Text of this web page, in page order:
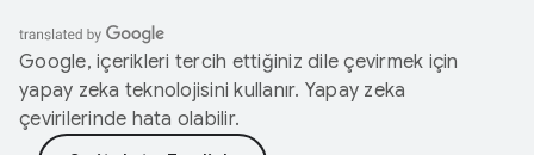
Google, içerikleri tercih ettiğiniz dile çevirmek için
yapay zeka teknolojisini kullanır. Yapay zeka
çevirilerinde hata olabilir.